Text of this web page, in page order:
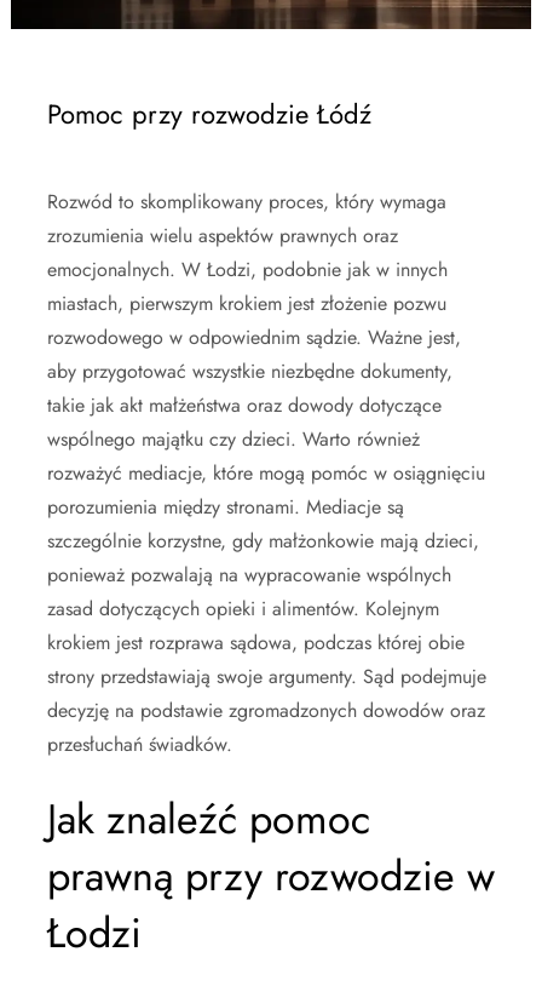
Pomoc przy rozwodzie Łódź
Rozwód to skomplikowany proces, który wymaga
zrozumienia wielu aspektów prawnych oraz
emocjonalnych. W Łodzi, podobnie jak w innych
miastach, pierwszym krokiem jest złożenie pozwu
rozwodowego w odpowiednim sądzie. Ważne jest,
aby przygotować wszystkie niezbędne dokumenty,
takie jak akt małżeństwa oraz dowody dotyczące
wspólnego majątku czy dzieci. Warto również
rozważyć mediacje, które mogą pomóc w osiągnięciu
porozumienia między stronami. Mediacje są
szczególnie korzystne, gdy małżonkowie mają dzieci,
ponieważ pozwalają na wypracowanie wspólnych
zasad dotyczących opieki i alimentów. Kolejnym
krokiem jest rozprawa sądowa, podczas której obie
strony przedstawiają swoje argumenty. Sąd podejmuje
decyzję na podstawie zgromadzonych dowodów oraz
przesłuchań świadków.
Jak znaleźć pomoc
prawną przy rozwodzie w
Łodzi